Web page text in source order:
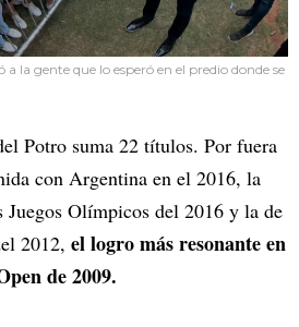
la gente que lo esperó en el predio donde se
Potro suma 22 títulos. Por fuera
con Argentina en el 2016, la
Juegos Olímpicos del 2016 y la de
2012, el logro más resonante en
de 2009.